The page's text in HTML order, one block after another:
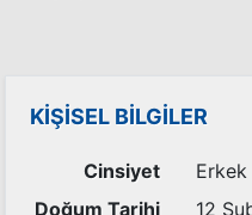
KİŞİSEL BİLGİLER
Cinsiyet
Erkek
Doğum Tarihi
12